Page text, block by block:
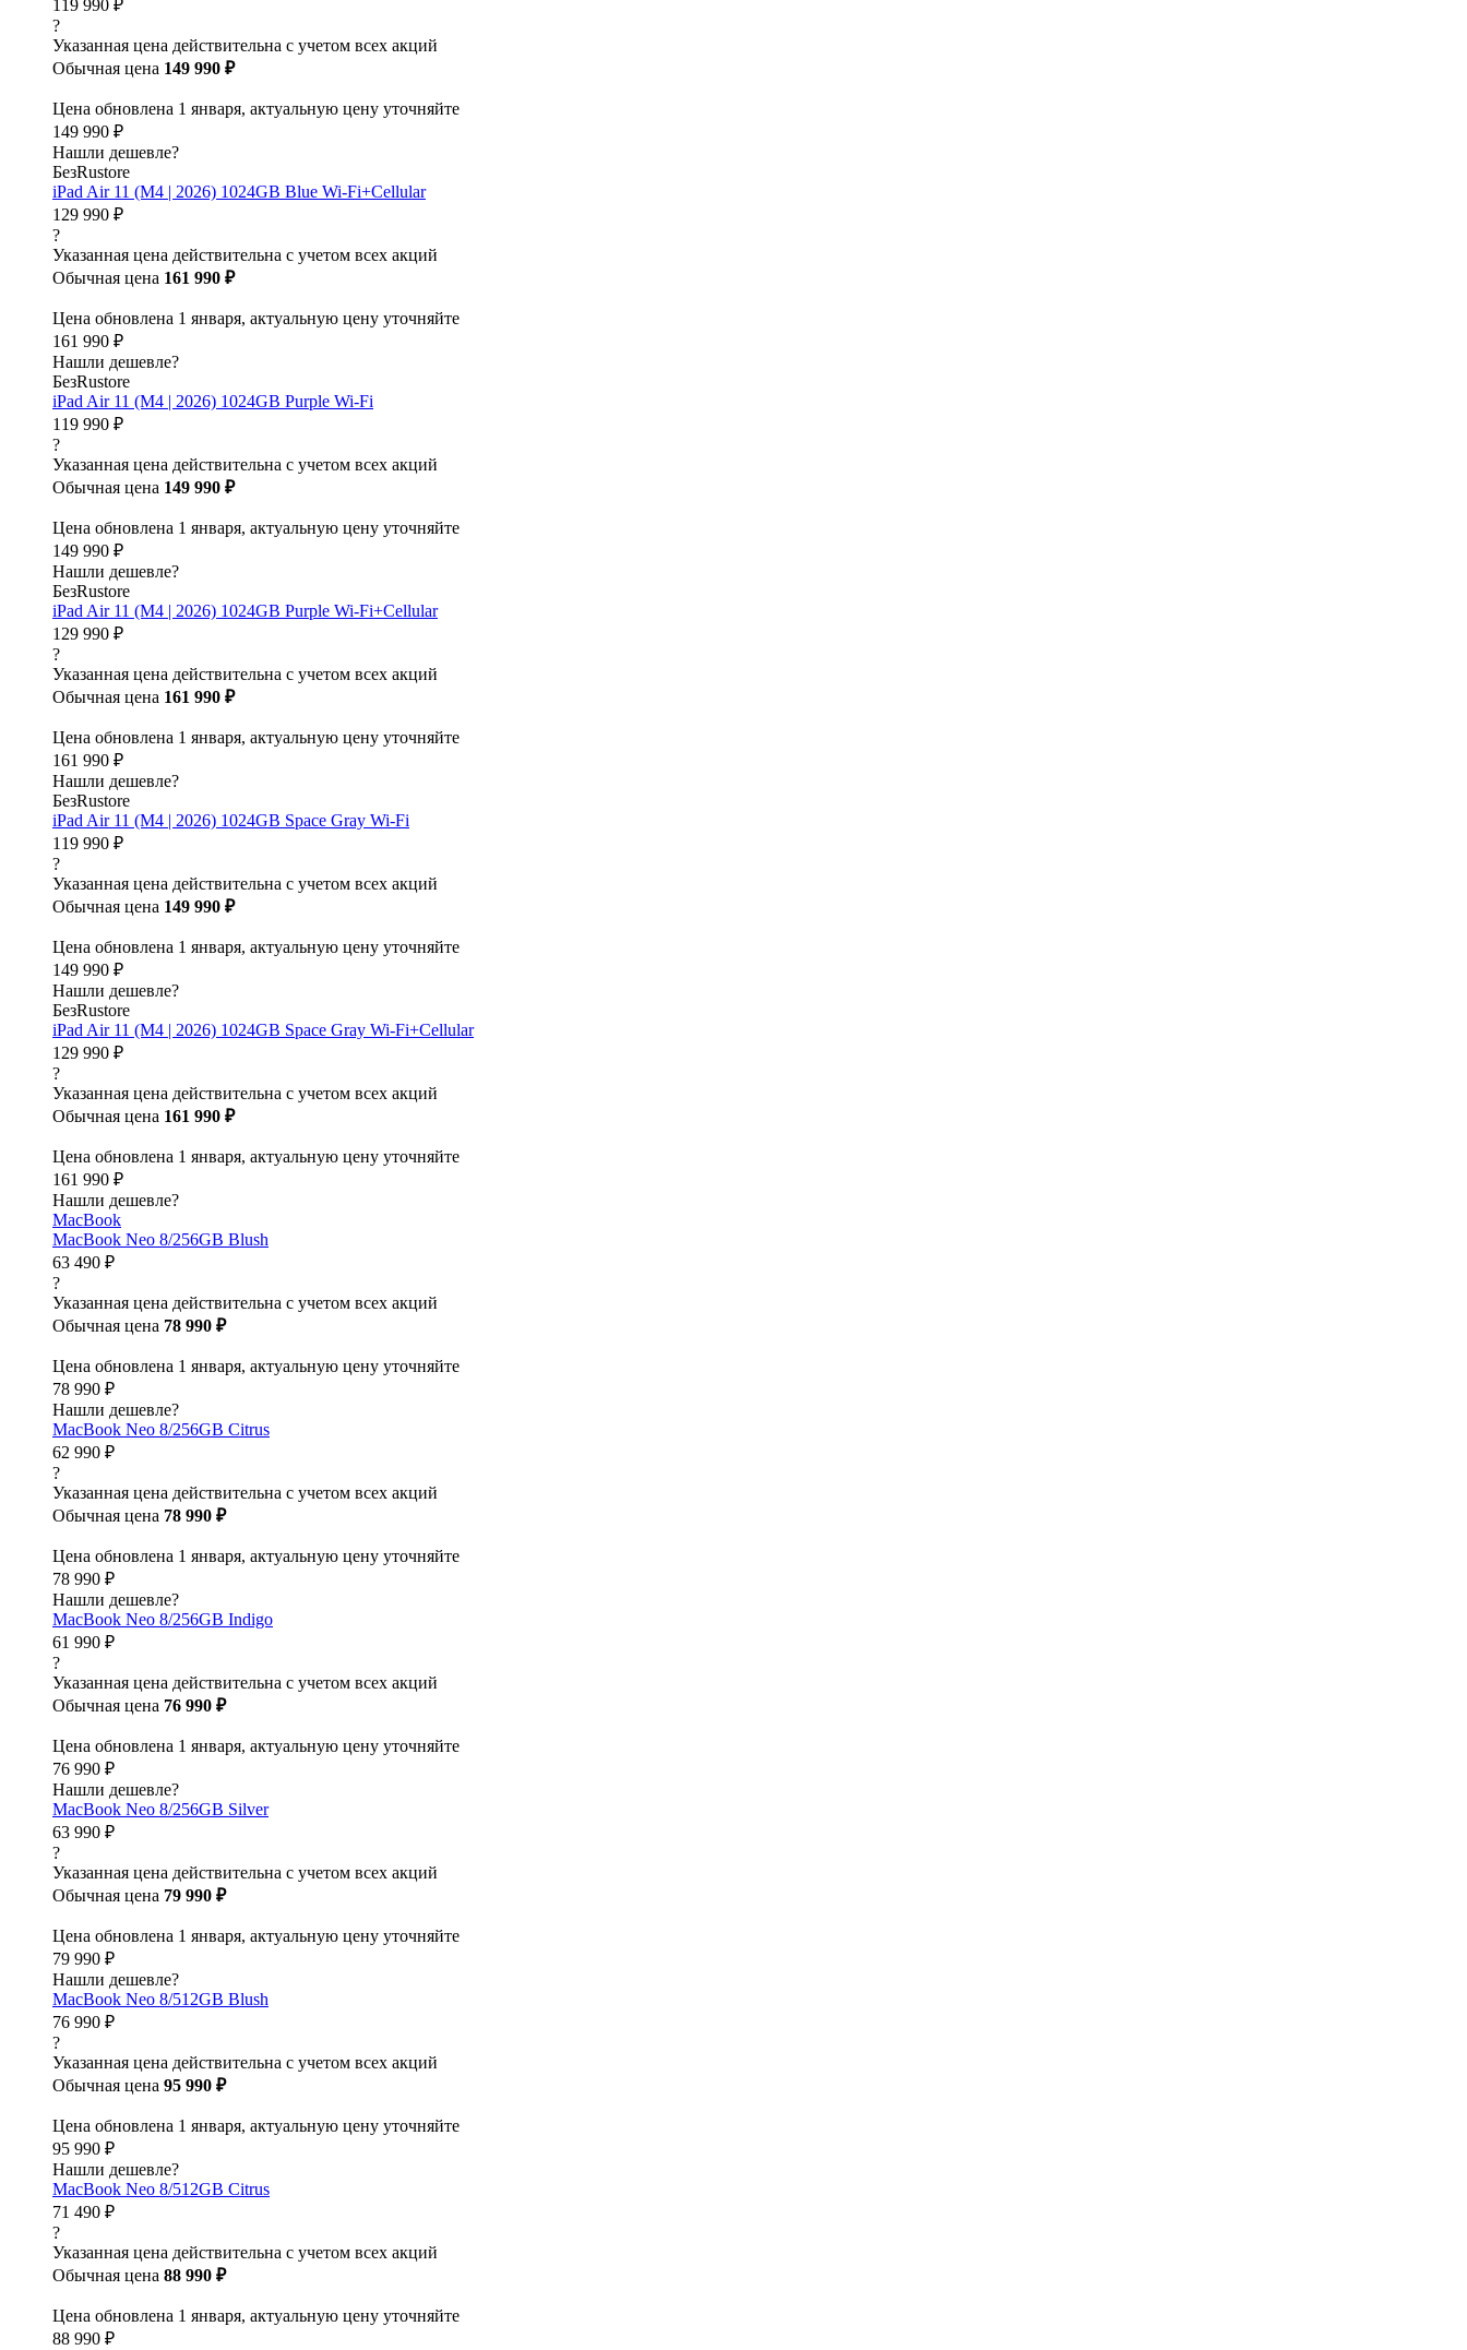
119 990 ₽
?
Указанная цена действительна с учетом всех акций
Обычная цена 149 990 ₽
Цена обновлена 1 января, актуальную цену уточняйте
149 990 ₽
Нашли дешевле?
БезRustore
iPad Air 11 (M4 | 2026) 1024GB Blue Wi-Fi+Cellular
129 990 ₽
?
Указанная цена действительна с учетом всех акций
Обычная цена 161 990 ₽
Цена обновлена 1 января, актуальную цену уточняйте
161 990 ₽
Нашли дешевле?
БезRustore
iPad Air 11 (M4 | 2026) 1024GB Purple Wi-Fi
119 990 ₽
?
Указанная цена действительна с учетом всех акций
Обычная цена 149 990 ₽
Цена обновлена 1 января, актуальную цену уточняйте
149 990 ₽
Нашли дешевле?
БезRustore
iPad Air 11 (M4 | 2026) 1024GB Purple Wi-Fi+Cellular
129 990 ₽
?
Указанная цена действительна с учетом всех акций
Обычная цена 161 990 ₽
Цена обновлена 1 января, актуальную цену уточняйте
161 990 ₽
Нашли дешевле?
БезRustore
iPad Air 11 (M4 | 2026) 1024GB Space Gray Wi-Fi
119 990 ₽
?
Указанная цена действительна с учетом всех акций
Обычная цена 149 990 ₽
Цена обновлена 1 января, актуальную цену уточняйте
149 990 ₽
Нашли дешевле?
БезRustore
iPad Air 11 (M4 | 2026) 1024GB Space Gray Wi-Fi+Cellular
129 990 ₽
?
Указанная цена действительна с учетом всех акций
Обычная цена 161 990 ₽
Цена обновлена 1 января, актуальную цену уточняйте
161 990 ₽
Нашли дешевле?
MacBook
MacBook Neo 8/256GB Blush
63 490 ₽
?
Указанная цена действительна с учетом всех акций
Обычная цена 78 990 ₽
Цена обновлена 1 января, актуальную цену уточняйте
78 990 ₽
Нашли дешевле?
MacBook Neo 8/256GB Citrus
62 990 ₽
?
Указанная цена действительна с учетом всех акций
Обычная цена 78 990 ₽
Цена обновлена 1 января, актуальную цену уточняйте
78 990 ₽
Нашли дешевле?
MacBook Neo 8/256GB Indigo
61 990 ₽
?
Указанная цена действительна с учетом всех акций
Обычная цена 76 990 ₽
Цена обновлена 1 января, актуальную цену уточняйте
76 990 ₽
Нашли дешевле?
MacBook Neo 8/256GB Silver
63 990 ₽
?
Указанная цена действительна с учетом всех акций
Обычная цена 79 990 ₽
Цена обновлена 1 января, актуальную цену уточняйте
79 990 ₽
Нашли дешевле?
MacBook Neo 8/512GB Blush
76 990 ₽
?
Указанная цена действительна с учетом всех акций
Обычная цена 95 990 ₽
Цена обновлена 1 января, актуальную цену уточняйте
95 990 ₽
Нашли дешевле?
MacBook Neo 8/512GB Citrus
71 490 ₽
?
Указанная цена действительна с учетом всех акций
Обычная цена 88 990 ₽
Цена обновлена 1 января, актуальную цену уточняйте
88 990 ₽